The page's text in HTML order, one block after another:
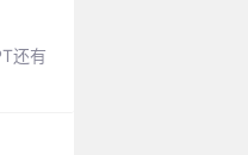
还有